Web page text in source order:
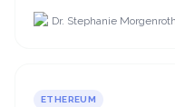
Erstellung gefälschter
Dr. Stephanie Morgenroth
ETHEREUM